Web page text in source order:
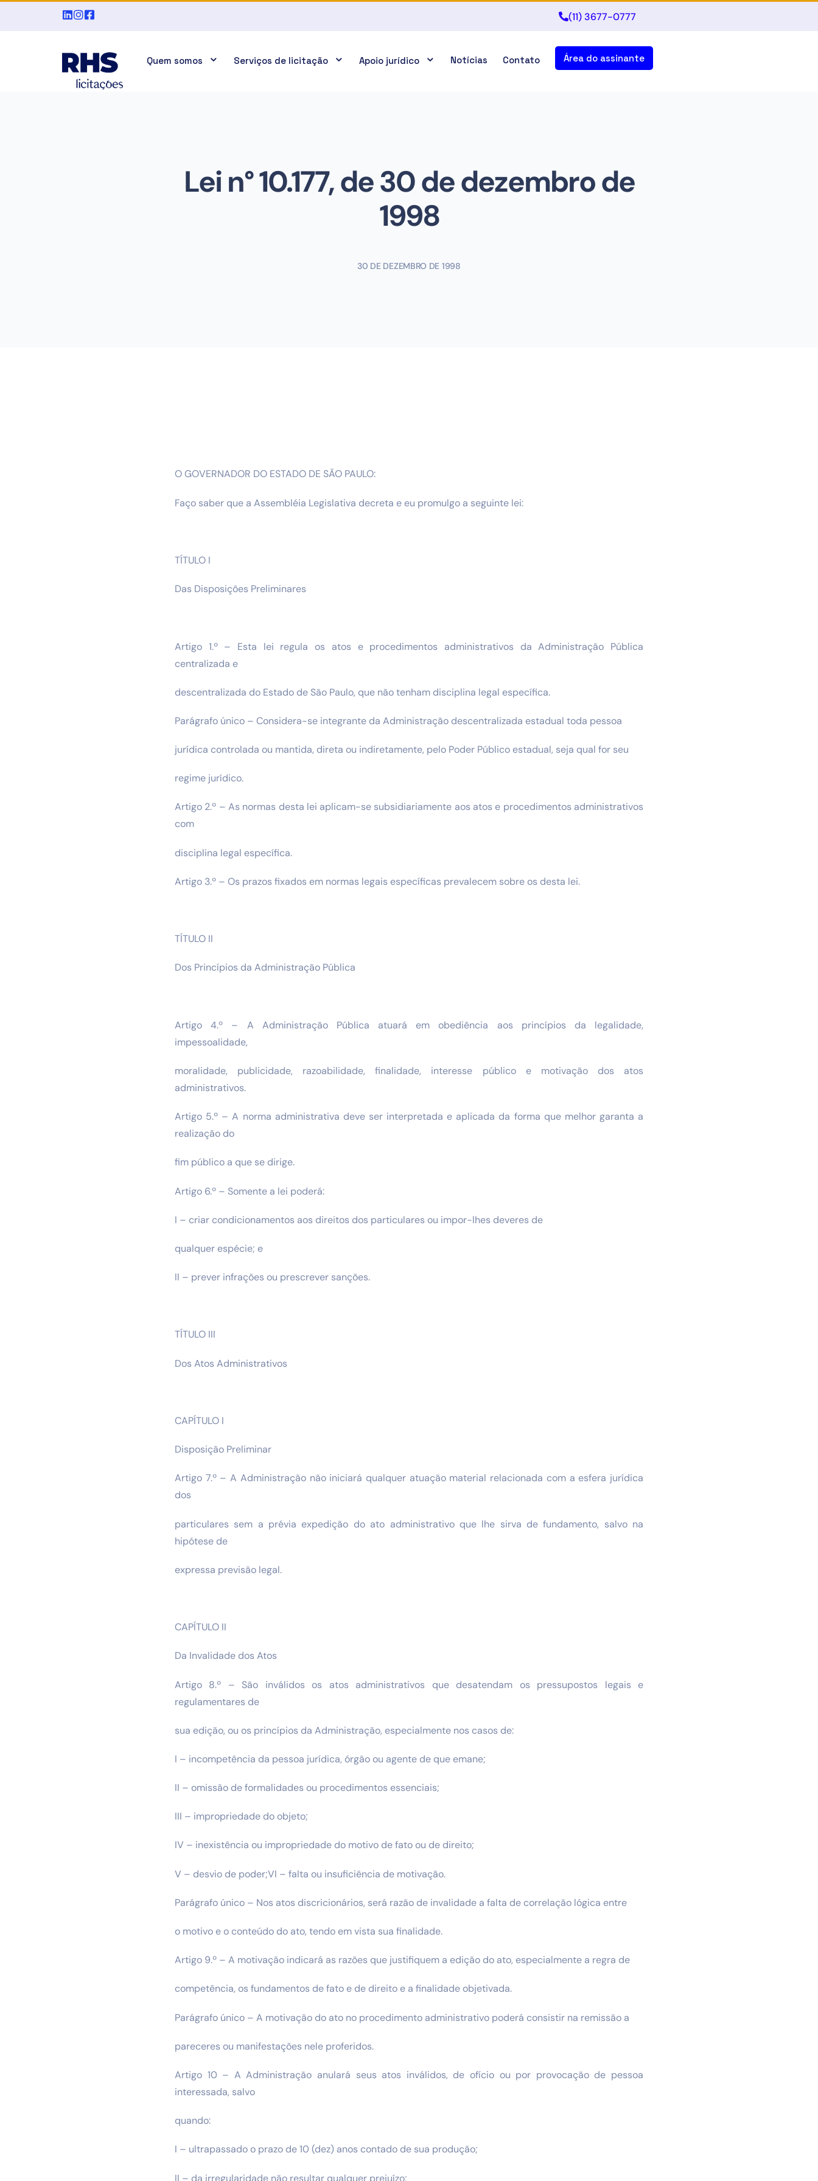
(11) 3677-0777
Quem somos Serviços de licitação Apoio jurídico Notícias Contato Área do assinante
Lei n° 10.177, de 30 de dezembro de
1998
30 DE DEZEMBRO DE 1998
O GOVERNADOR DO ESTADO DE SÃO PAULO:
Faço saber que a Assembléia Legislativa decreta e eu promulgo a seguinte lei:
TÍTULO I
Das Disposições Preliminares
Artigo 1.º – Esta lei regula os atos e procedimentos administrativos da Administração Pública
centralizada e
descentralizada do Estado de São Paulo, que não tenham disciplina legal específica.
Parágrafo único – Considera-se integrante da Administração descentralizada estadual toda pessoa
jurídica controlada ou mantida, direta ou indiretamente, pelo Poder Público estadual, seja qual for seu
regime jurídico.
Artigo 2.º – As normas desta lei aplicam-se subsidiariamente aos atos e procedimentos administrativos
com
disciplina legal específica.
Artigo 3.º – Os prazos fixados em normas legais específicas prevalecem sobre os desta lei.
TÍTULO II
Dos Princípios da Administração Pública
Artigo 4.º – A Administração Pública atuará em obediência aos princípios da legalidade,
impessoalidade,
moralidade, publicidade, razoabilidade, finalidade, interesse público e motivação dos atos
administrativos.
Artigo 5.º – A norma administrativa deve ser interpretada e aplicada da forma que melhor garanta a
realização do
fim público a que se dirige.
Artigo 6.º – Somente a lei poderá:
I – criar condicionamentos aos direitos dos particulares ou impor-lhes deveres de
qualquer espécie; e
II – prever infrações ou prescrever sanções.
TÍTULO III
Dos Atos Administrativos
CAPÍTULO I
Disposição Preliminar
Artigo 7.º – A Administração não iniciará qualquer atuação material relacionada com a esfera jurídica
dos
particulares sem a prévia expedição do ato administrativo que lhe sirva de fundamento, salvo na
hipótese de
expressa previsão legal.
CAPÍTULO II
Da Invalidade dos Atos
Artigo 8.º – São inválidos os atos administrativos que desatendam os pressupostos legais e
regulamentares de
sua edição, ou os princípios da Administração, especialmente nos casos de:
I – incompetência da pessoa jurídica, órgão ou agente de que emane;
II – omissão de formalidades ou procedimentos essenciais;
III – impropriedade do objeto;
IV – inexistência ou impropriedade do motivo de fato ou de direito;
V – desvio de poder;VI – falta ou insuficiência de motivação.
Parágrafo único – Nos atos discricionários, será razão de invalidade a falta de correlação lógica entre
o motivo e o conteúdo do ato, tendo em vista sua finalidade.
Artigo 9.º – A motivação indicará as razões que justifiquem a edição do ato, especialmente a regra de
competência, os fundamentos de fato e de direito e a finalidade objetivada.
Parágrafo único – A motivação do ato no procedimento administrativo poderá consistir na remissão a
pareceres ou manifestações nele proferidos.
Artigo 10 – A Administração anulará seus atos inválidos, de ofício ou por provocação de pessoa
interessada, salvo
quando:
I – ultrapassado o prazo de 10 (dez) anos contado de sua produção;
II – da irregularidade não resultar qualquer prejuízo;